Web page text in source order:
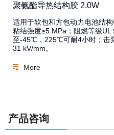
聚氨酯导热结构胶 2.0W
适用于软包和方包动力电池结
粘结强度≥5 MPa；阻燃等级
至-45℃，225℃可耐4小时；击
31 kV/mm。
More
产品咨询